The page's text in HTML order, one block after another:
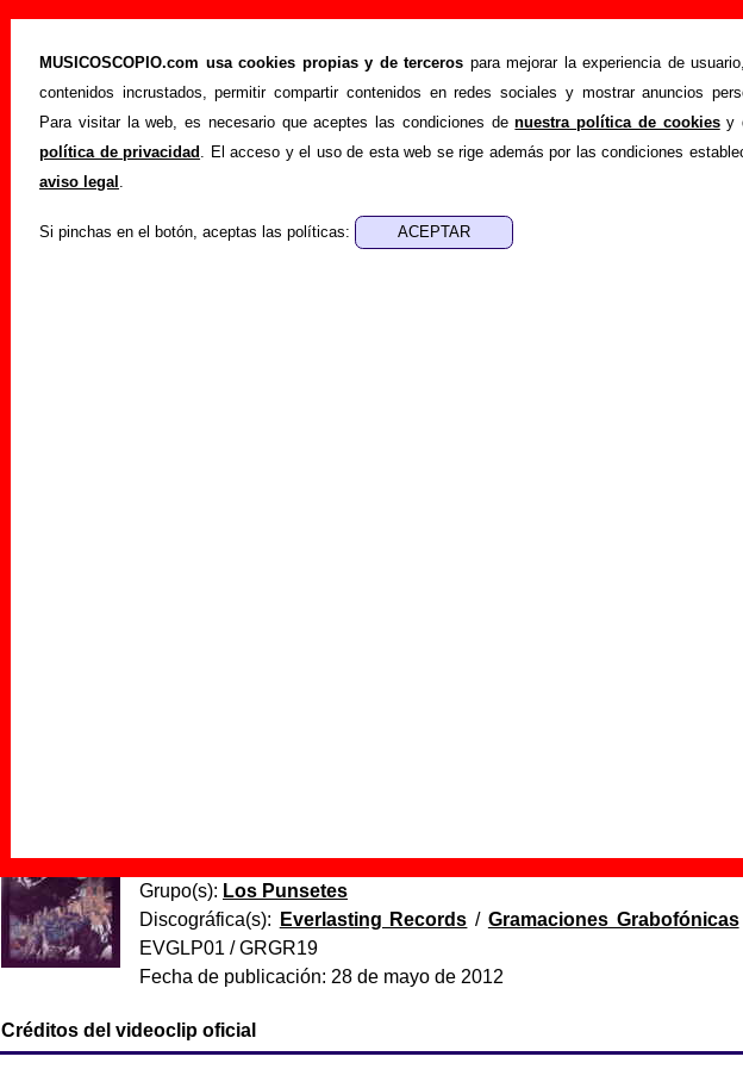
MUSICOSCOPIO.com usa cookies propias y de terceros para mejorar la experiencia de
contenidos incrustados, permitir compartir contenidos en redes sociales y mostrar anuncios
Para visitar la web, es necesario que aceptes las condiciones denuestra política de cookiesy
política de privacidad . El acceso y el uso de esta web se rige además por las condiciones
aviso legal .
Si pinchas en el botón, aceptas las políticas:
“Alférez provisional”, canción de Los Punsetes (Letra e
Portada >Los Punsetes >Canciones >Alférez provisional
Esta página pretende recopilar todo tipo de información sobre lacanción "Alférez
interpretada porLos Punsetes. Además de su letra, también aparecerá información
los autores, sobre los discos en los que está incluido este tema, sobre la grabación del
ayudar acompletar esta información.
“Una montaña es una montaña” (LP de vinilo de 12’’)
Grupo(s): Los Punsetes
Discográfica(s):
Everlasting Records / Gramaciones Grabofónicas
EVGLP01 / GRGR19
Fecha de publicación: 28 de mayo de 2012
Créditos del videoclip oficial